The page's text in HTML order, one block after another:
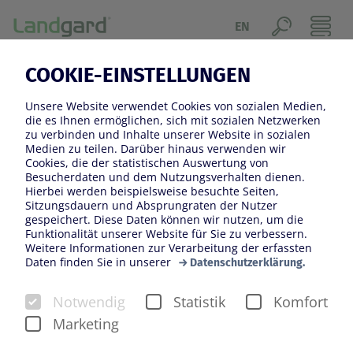
COOKIE-EINSTELLUNGEN
Unsere Website verwendet Cookies von sozialen Medien,
die es Ihnen ermöglichen, sich mit sozialen Netzwerken
zu verbinden und Inhalte unserer Website in sozialen
Medien zu teilen. Darüber hinaus verwenden wir
Cookies, die der statistischen Auswertung von
Besucherdaten und dem Nutzungsverhalten dienen.
Hierbei werden beispielsweise besuchte Seiten,
Sitzungsdauern und Absprungraten der Nutzer
gespeichert. Diese Daten können wir nutzen, um die
Funktionalität unserer Website für Sie zu verbessern.
Weitere Informationen zur Verarbeitung der erfassten
Daten finden Sie in unserer
Datenschutzerklärung.
Notwendig Statistik
Komfort
Marketing
EN
REGIONALITÄT
Der Wunsch nach Regionalität ist einer der Megatrends
der Gegenwart. Landgard entspricht diesem Trend
durch das klare Bekenntnis zu deutschen
Erzeuger*innen und deren Produkten. Um diese Basis
nachhaltig zu stärken, engagiert sich Landgard mit
Konzepten wie „Deutschland schmeckt“ im Bereich
Obst und Gemüse sowie „Deutsche Gärtnerware“ und
der Teilnahme am Regionalfenster-Programm im
heimischer, deutscher Erzeugerbetriebe und die
Produktion in Deutschland. Die Internationalisierung